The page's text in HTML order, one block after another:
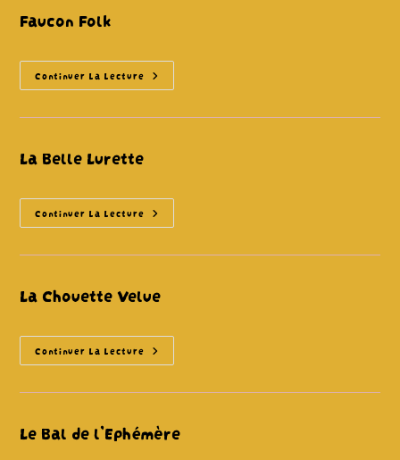
Faucon Folk
Continuer La Lecture Faucon
Folk
La Belle Lurette
Continuer La Lecture La
Belle
La Chouette Velue
Continuer La Lecture La
Chouette
Le Bal de l’Ephémère